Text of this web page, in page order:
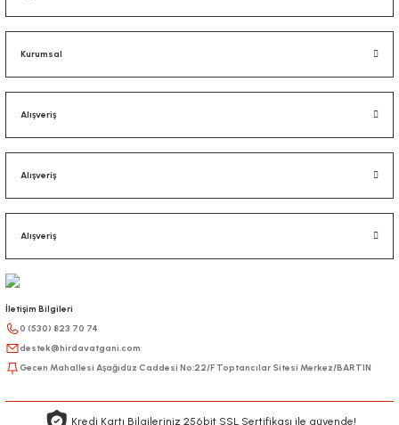
Kurumsal
Alışveriş
Alışveriş
Alışveriş
İletişim Bilgileri
0 (530) 823 70 74
destek@hirdavatgani.com
Gecen Mahallesi Aşağıdüz Caddesi No:22/F Toptancılar Sitesi Merkez/BARTIN
Kredi Kartı Bilgileriniz 256bit SSL Sertifikası ile güvende!